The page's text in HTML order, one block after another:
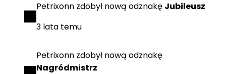
Petrixonn zdobył nową odznakę Jubileusz
3 lata temu
Petrixonn zdobył nową odznakę
Nagródmistrz